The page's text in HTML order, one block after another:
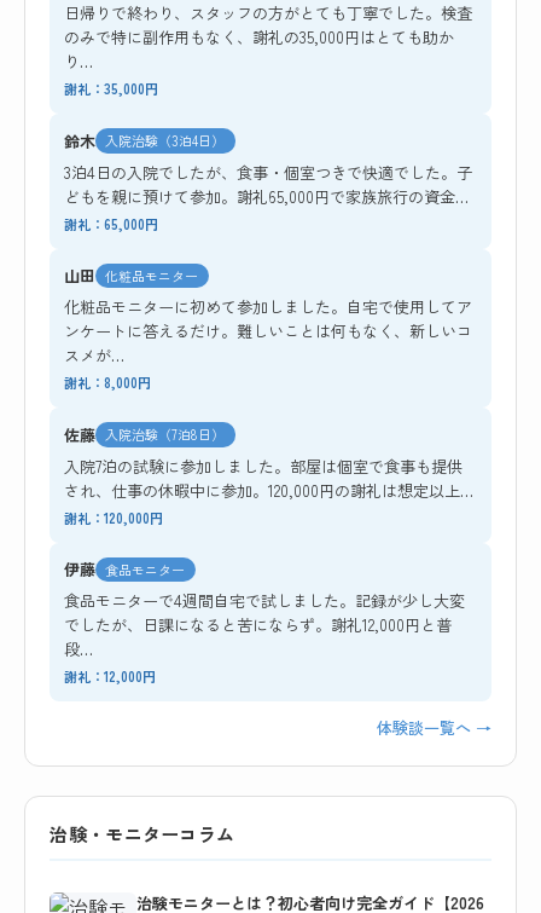
日帰りで終わり、スタッフの方がとても丁寧でした。検査
のみで特に副作用もなく、謝礼の35,000円はとても助か
り…
謝礼：35,000円
鈴木 入院治験（3泊4日）
3泊4日の入院でしたが、食事・個室つきで快適でした。子
どもを親に預けて参加。謝礼65,000円で家族旅行の資金…
謝礼：65,000円
山田 化粧品モニター
化粧品モニターに初めて参加しました。自宅で使用してア
ンケートに答えるだけ。難しいことは何もなく、新しいコ
スメが…
謝礼：8,000円
佐藤 入院治験（7泊8日）
入院7泊の試験に参加しました。部屋は個室で食事も提供
され、仕事の休暇中に参加。120,000円の謝礼は想定以上…
謝礼：120,000円
伊藤 食品モニター
食品モニターで4週間自宅で試しました。記録が少し大変
でしたが、日課になると苦にならず。謝礼12,000円と普
段…
謝礼：12,000円
体験談一覧へ →
治験・モニターコラム
治験モニターとは？初心者向け完全ガイド【2026